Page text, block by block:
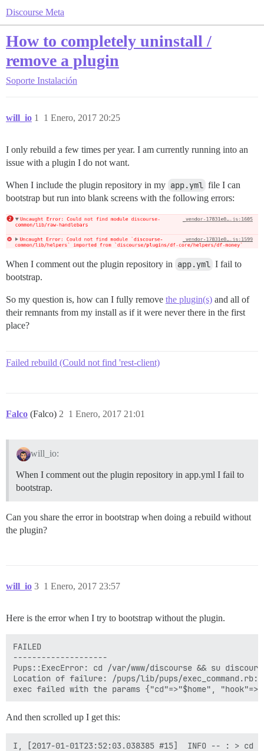
Discourse Meta
How to completely uninstall /
remove a plugin
Soporte Instalación
will_io 1 Enero, 2017 20:25
1
I only rebuild a few times per year. I am currently running into an
issue with a plugin I do not want.
When I include the plugin repository in my app.yml file I can
bootstrap but run into blank screens with the following errors:
When I comment out the plugin repository in app.yml I fail to
bootstrap.
So my question is, how can I fully remove the plugin(s) and all of
their remnants from my install as if it were never there in the first
place?
Failed rebuild (Could not find 'rest-client)
Falco (Falco) 1 Enero, 2017 21:01
2
will_io:
When I comment out the plugin repository in app.yml I fail to
bootstrap.
Can you share the error in bootstrap when doing a rebuild without
the plugin?
will_io 1 Enero, 2017 23:57
3
Here is the error when I try to bootstrap without the plugin.
FAILED
--------------------
Pups::ExecError: cd /var/www/discourse && su
Location of failure: /pups/lib/pups/
And then scrolled up I get this:
I, [2017-01-01T23:52:03.038385 #15]  INFO -- : > cd